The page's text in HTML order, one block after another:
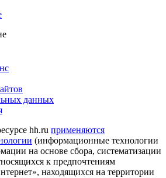
данных
hh.ru применяются
(информационные технологии
на основе сбора, систематизации
к предпочтениям
находящихся на территории